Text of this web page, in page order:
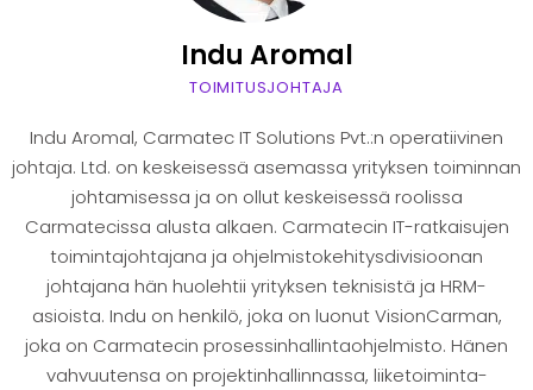
Indu Aromal
TOIMITUSJOHTAJA
Indu Aromal, Carmatec IT Solutions Pvt.:n operatiivinen
johtaja. Ltd. on keskeisessä asemassa yrityksen toiminnan
johtamisessa ja on ollut keskeisessä roolissa
Carmatecissa alusta alkaen. Carmatecin IT-ratkaisujen
toimintajohtajana ja ohjelmistokehitysdivisioonan
johtajana hän huolehtii yrityksen teknisistä ja HRM-
asioista. Indu on henkilö, joka on luonut VisionCarman,
joka on Carmatecin prosessinhallintaohjelmisto. Hänen
vahvuutensa on projektinhallinnassa, liiketoiminta-